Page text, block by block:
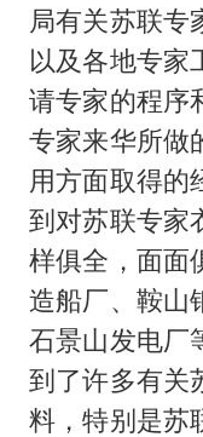
局有关苏联专
以及各地专家
请专家的程序
专家来华所做
用方面取得的
到对苏联专家
样俱全，面面
造船厂、鞍山
石景山发电厂
到了许多有关
料，特别是苏